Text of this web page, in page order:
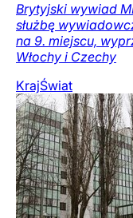
Brytyjski wywiad
służbę
na 9. miejscu,
Włochy i Czechy
KrajŚwiat